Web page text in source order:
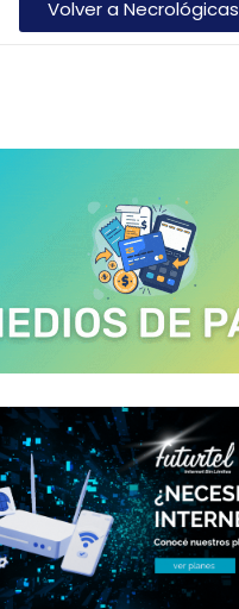
Volver a Necrológicas